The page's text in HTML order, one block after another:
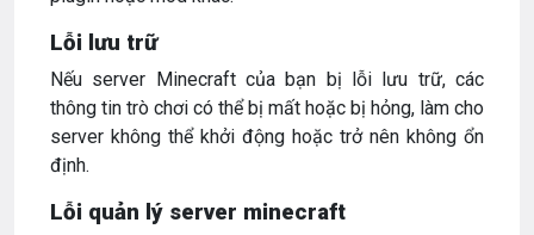
Lỗi lưu trữ
Nếu server Minecraft của bạn bị lỗi lưu trữ, các
thông tin trò chơi có thể bị mất hoặc bị hỏng, làm cho
server không thể khởi động hoặc trở nên không ổn
định.
Lỗi quản lý server minecraft